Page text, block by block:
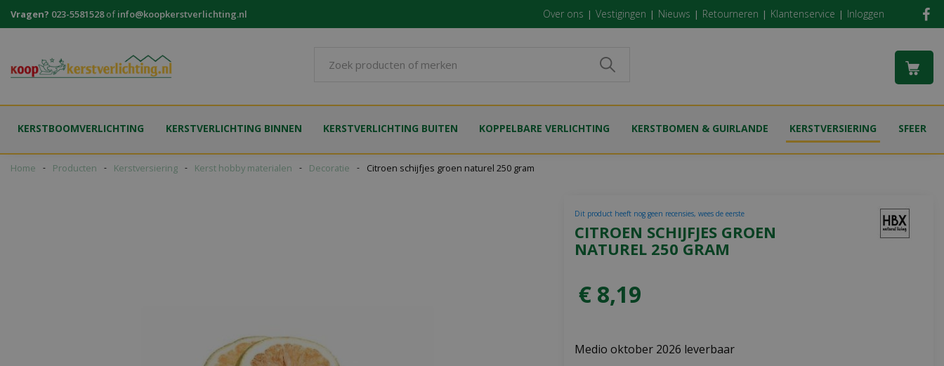
naar
Home Producten Kerstversiering Kerst hobby materialen Decoratie Citroen schijfjes groen naturel 250 gram
Vragen? 023-5581528ofinfo@koopkerstverlichting.nl Over ons Vestigingen Nieuws Retourneren Klantenservice Inloggen
KERSTBOOMVERLICHTING KERSTVERLICHTING BINNEN KERSTVERLICHTING BUITEN KOPPELBARE VERLICHTING KERSTBOMEN & GUIRLANDE KERSTVERSIERING SFEER
CITROEN SCHIJFJES GROEN
NATUREL 250 GRAM
Dit product heeft nog geen recensies, wees de eerste
€ 8,19
Medio oktober 2026 leverbaar